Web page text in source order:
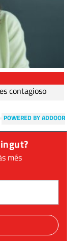
contagioso
POWERED BY ADDOOR
més